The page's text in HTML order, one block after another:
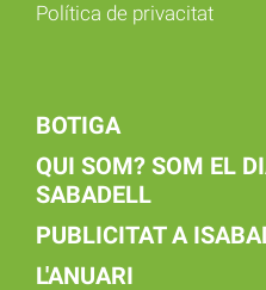
Política de privacitat
BOTIGA
QUI SOM? SOM EL
SABADELL
PUBLICITAT A
L'ANUARI